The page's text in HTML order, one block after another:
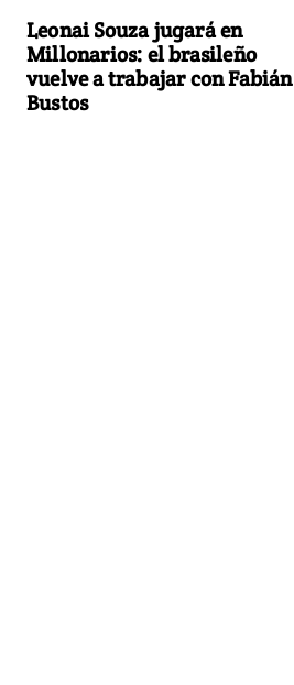
Leonai Souza jugará en
Millonarios: el brasileño
vuelve a trabajar con Fabián
Bustos